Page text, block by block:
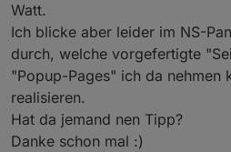
Watt.
Ich blicke aber leider im NS-
durch, welche vorgefertigte
"Popup-Pages" ich da nehmen
realisieren.
Hat da jemand nen Tipp?
Danke schon mal :)